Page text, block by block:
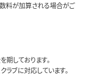
料が加算される場合がご
期しております。
ラブに対応しています。